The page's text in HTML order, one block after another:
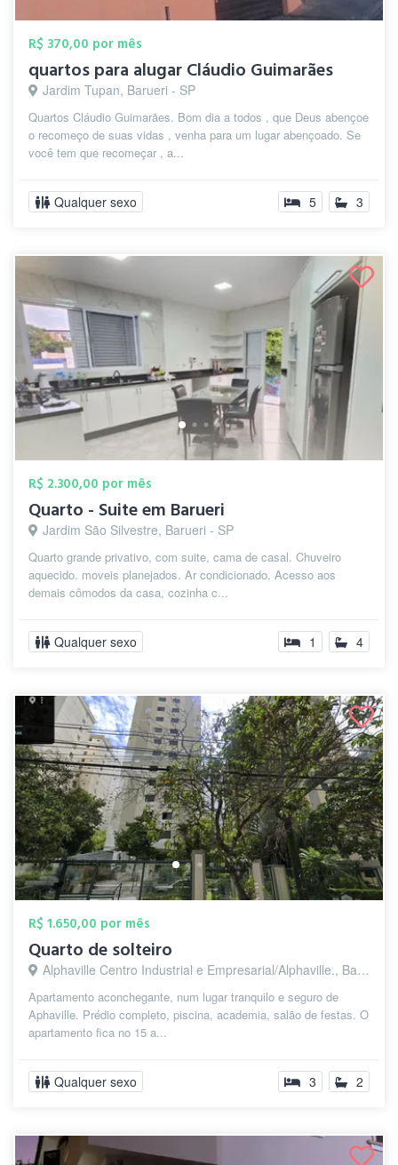
R$ 370,00 por mês
quartos para alugar Cláudio Guimarães
Jardim Tupan, Barueri - SP
Quartos Cláudio Guimarães. Bom dia a todos , que Deus abençoe
o recomeço de suas vidas , venha para um lugar abençoado. Se
você tem que recomeçar , a...
Qualquer sexo 5 3
R$ 2.300,00 por mês
Quarto - Suite em Barueri
Jardim São Silvestre, Barueri - SP
Quarto grande privativo, com suite, cama de casal. Chuveiro
aquecido. moveis planejados. Ar condicionado. Acesso aos
demais cômodos da casa, cozinha c...
Qualquer sexo 1 4
R$ 1.650,00 por mês
Quarto de solteiro
Alphaville Centro Industrial e Empresarial/Alphaville., Barueri - SP
Apartamento aconchegante, num lugar tranquilo e seguro de
Aphaville. Prédio completo, piscina, academia, salão de festas. O
apartamento fica no 15 a...
Qualquer sexo 3 2